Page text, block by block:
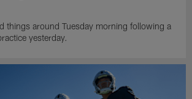
things around Tuesday morning following a
yesterday.